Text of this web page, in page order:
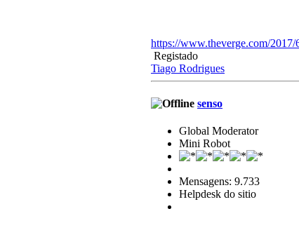
https://www.theverge.com/
Registado
Tiago Rodrigues
senso
Global Moderator
Mini Robot
Mensagens: 9.733
Helpdesk do sitio